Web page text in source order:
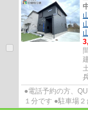
●電話予約の方、
１分です ●駐車場
でゆったり生活で